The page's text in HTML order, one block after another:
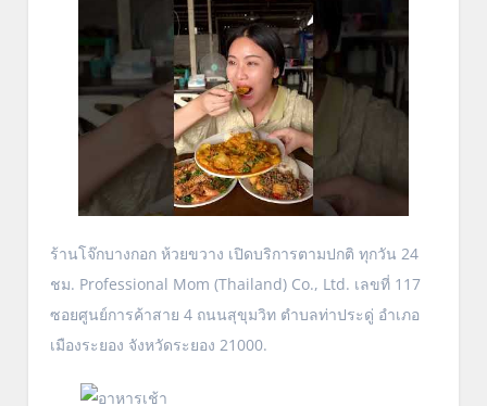
ร้านโจ๊กบางกอก ห้วยขวาง เปิดบริการตามปกติ ทุกวัน 24
ชม. Professional Mom (Thailand) Co., Ltd. เลขที่ 117
ซอยศูนย์การค้าสาย 4 ถนนสุขุมวิท ตำบลท่าประดู่ อำเภอ
เมืองระยอง จังหวัดระยอง 21000.